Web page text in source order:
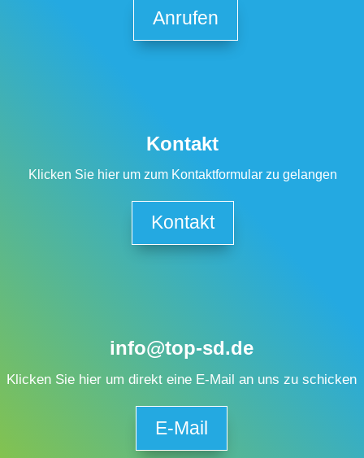
Anrufen
Kontakt
Klicken Sie hier um zum Kontaktformular zu gelangen
Kontakt
info@top-sd.de
Klicken Sie hier um direkt eine E-Mail an uns zu schicken
E-Mail